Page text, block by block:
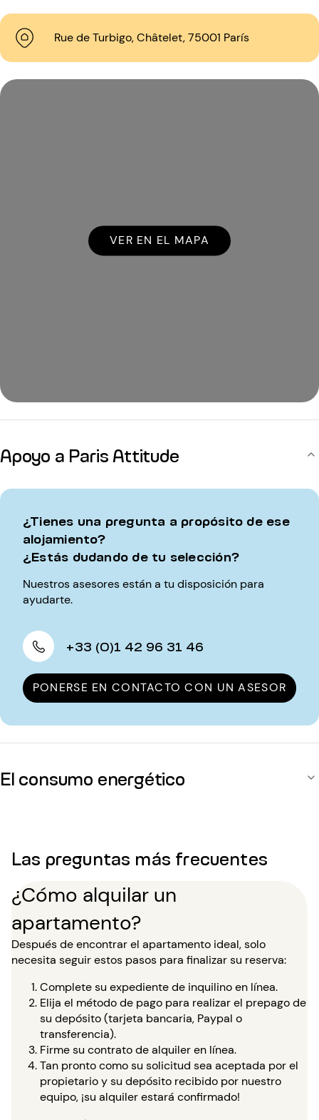
Rue de Turbigo, Châtelet, 75001 París
VER EN EL MAPA
Apoyo a Paris Attitude
¿Tienes una pregunta a propósito de ese
alojamiento?
¿Estás dudando de tu selección?
Nuestros asesores están a tu disposición para
ayudarte.
+33 (0)1 42 96 31 46
PONERSE EN CONTACTO CON UN ASESOR
El consumo energético
Las preguntas más frecuentes
¿Cómo alquilar un
apartamento?
Después de encontrar el apartamento ideal, solo
necesita seguir estos pasos para finalizar su reserva:
Complete su expediente de inquilino en línea.
Elija el método de pago para realizar el prepago de
su depósito (tarjeta bancaria, Paypal o
transferencia).
Firme su contrato de alquiler en línea.
Tan pronto como su solicitud sea aceptada por el
propietario y su depósito recibido por nuestro
equipo, ¡su alquiler estará confirmado!